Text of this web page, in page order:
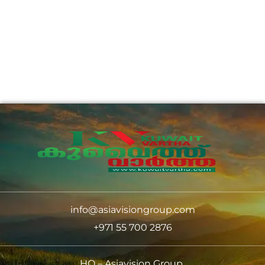
info@asiavisiongroup.com
+971 55 700 2876